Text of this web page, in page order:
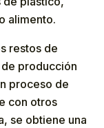
alimento.
restos de
producción
proceso de
con otros
se obtiene una